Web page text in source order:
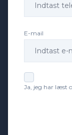
E-mail
Ja, jeg har læst